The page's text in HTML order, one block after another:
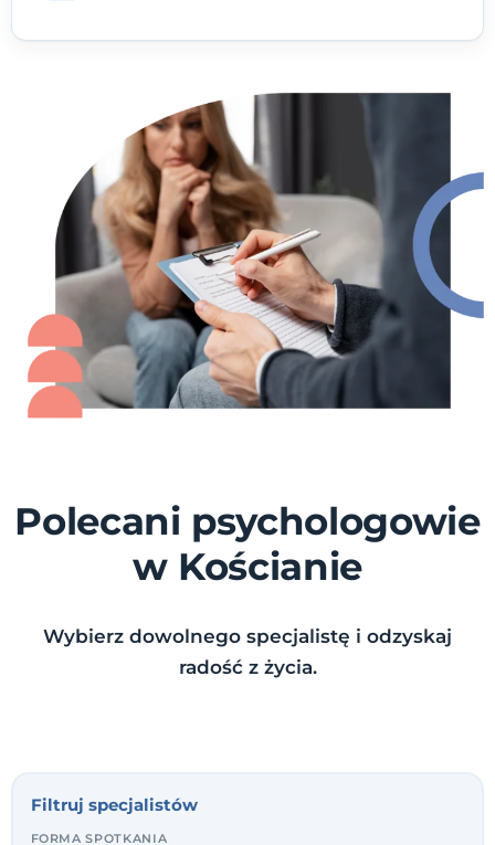
Polecani psychologowie
w Kościanie
Wybierz dowolnego specjalistę i odzyskaj
radość z życia.
Filtruj specjalistów
FORMA SPOTKANIA